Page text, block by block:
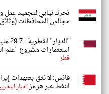
تحرك نيابي لتجميد عمل
مجالس المحافظات
استثمارات مشروع "علم
قطر
فانس: لا نثق بتعهدات
النفط عبر هرمزاخبار